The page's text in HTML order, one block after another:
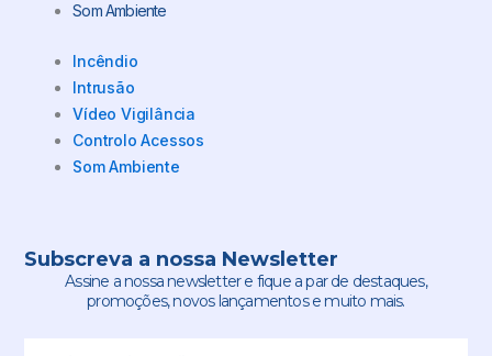
Som Ambiente
Incêndio
Intrusão
Vídeo Vigilância
Controlo Acessos
Som Ambiente
Subscreva a nossa Newsletter
Assine a nossa newsletter e fique a par de destaques,
promoções, novos lançamentos e muito mais.